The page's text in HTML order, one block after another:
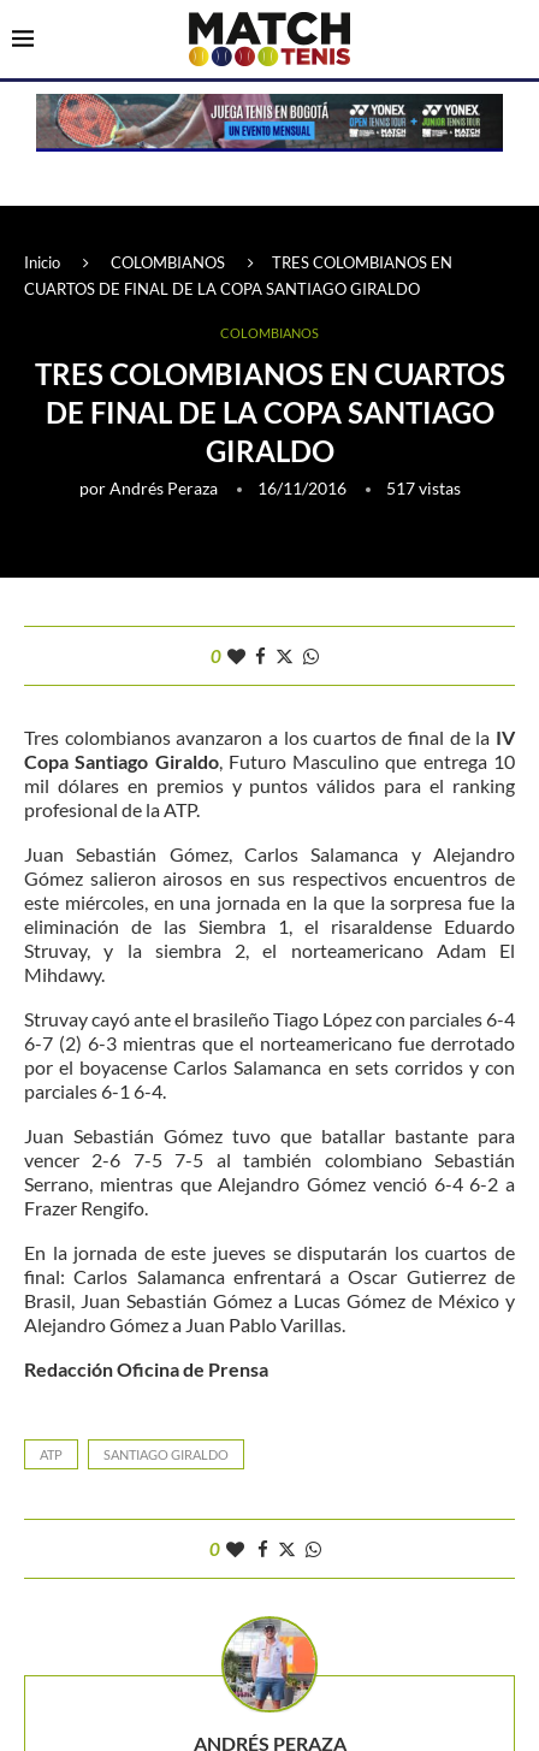
Inicio COLOMBIANOS
TRES COLOMBIANOS EN
CUARTOS DE FINAL DE LA COPA SANTIAGO GIRALDO
COLOMBIANOS
TRES COLOMBIANOS EN CUARTOS
DE FINAL DE LA COPA SANTIAGO
GIRALDO
porAndrés Peraza 16/11/2016 517vistas
0
Tres colombianos avanzaron a los cuartos de final de la IV
Copa Santiago Giraldo, Futuro Masculino que entrega 10
mil dólares en premios y puntos válidos para el ranking
profesional de la ATP.
Juan Sebastián Gómez, Carlos Salamanca y Alejandro
Gómez salieron airosos en sus respectivos encuentros de
este miércoles, en una jornada en la que la sorpresa fue la
eliminación de las Siembra 1, el risaraldense Eduardo
Struvay, y la siembra 2, el norteamericano Adam El
Mihdawy.
Struvay cayó ante el brasileño Tiago López con parciales 6-4
6-7 (2) 6-3 mientras que el norteamericano fue derrotado
por el boyacense Carlos Salamanca en sets corridos y con
parciales 6-1 6-4.
Juan Sebastián Gómez tuvo que batallar bastante para
vencer 2-6 7-5 7-5 al también colombiano Sebastián
Serrano, mientras que Alejandro Gómez venció 6-4 6-2 a
Frazer Rengifo.
En la jornada de este jueves se disputarán los cuartos de
final: Carlos Salamanca enfrentará a Oscar Gutierrez de
Brasil, Juan Sebastián Gómez a Lucas Gómez de México y
Alejandro Gómez a Juan Pablo Varillas.
Redacción Oficina de Prensa
ATP SANTIAGO GIRALDO
0
ANDRÉS PERAZA